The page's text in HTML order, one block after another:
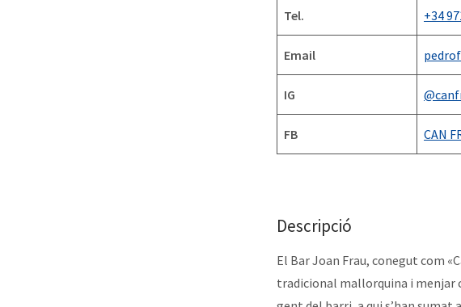
Tel. +34
Email
IG
FB CAN
Descripció
El Bar Joan Frau, conegut com
tradicional mallorquina i menjar